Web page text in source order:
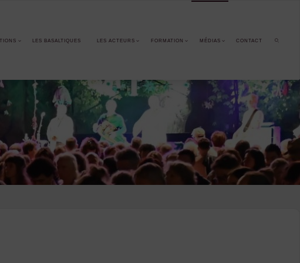
LES BASALTIQUES LES ACTEURS FORMATION MÉDIAS CONTACT
SEARCH